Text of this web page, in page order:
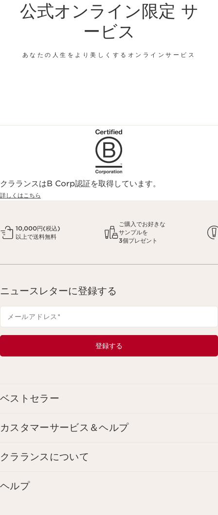
公式オンライン限定 サ
ービス
あなたの人生をより美しくするオンラインサービス
クラランスはB Corp認証を取得しています。
詳しくはこちら
10,000円(税込)
以上で送料無料
ご購入でお好きな
サンプルを
3個プレゼント
ニュースレターに登録する
メールアドレス *
登録する
ベストセラー
カスタマーサービス＆ヘルプ
クラランスについて
ヘルプ